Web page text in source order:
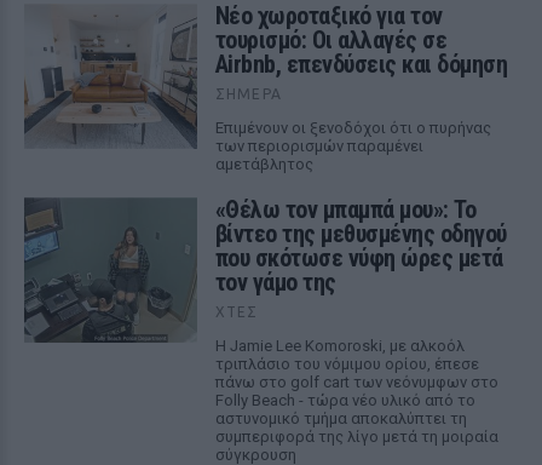
Νέο χωροταξικό για τον
τουρισμό: Οι αλλαγές σε
Airbnb, επενδύσεις και δόμηση
ΣΉΜΕΡΑ
Επιμένουν οι ξενοδόχοι ότι ο πυρήνας
των περιορισμών παραμένει
αμετάβλητος
«Θέλω τον μπαμπά μου»: Το
βίντεο της μεθυσμένης οδηγού
που σκότωσε νύφη ώρες μετά
τον γάμο της
ΧΤΕΣ
Η Jamie Lee Komoroski, με αλκοόλ
τριπλάσιο του νόμιμου ορίου, έπεσε
πάνω στο golf cart των νεόνυμφων στο
Folly Beach - τώρα νέο υλικό από το
αστυνομικό τμήμα αποκαλύπτει τη
συμπεριφορά της λίγο μετά τη μοιραία
σύγκρουση